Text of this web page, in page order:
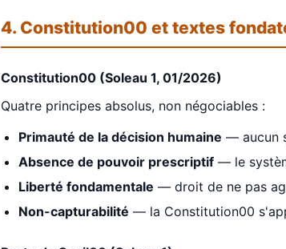
4. Constitution00 et textes
Constitution00 (Soleau 1, 01/2026)
Quatre principes absolus, non négociables :
Primauté de la décision humaine — aucun
Absence de pouvoir prescriptif — le
Liberté fondamentale — droit de ne pas
Non-capturabilité — la Constitution00